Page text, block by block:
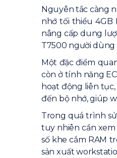
Nguyên tắc càng
nhớ tối thiểu 4GB
nâng cấp dung
T7500 người dùng
Một đặc điểm
còn ở tính năng
hoạt động liên
đến bộ nhớ, giúp
Trong quá trình
tuy nhiên cần
số khe cắm RAM
sản xuất